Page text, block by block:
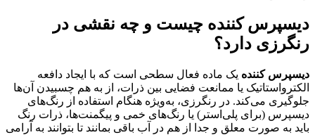
دیسپرس کننده چیست و چه نقشی در
رنگرزی دارد؟
دیسپرس کننده یک ماده فعال سطحی است که با ایجاد دافعه
الکترواستاتیک یا ممانعت فضایی بین ذرات، از به هم چسبیدن آن‌ها
جلوگیری می‌کند. در رنگرزی، به‌ویژه هنگام استفاده از رنگ‌های
دیسپرس (برای پلی‌استر) یا رنگ‌های خمی و پیگمنت‌ها، ذرات رنگ
باید به صورت معلق و جدا از هم در آب باقی بمانند تا بتوانند به آرامی